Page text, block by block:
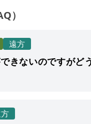
）
遠方
きないのですがど